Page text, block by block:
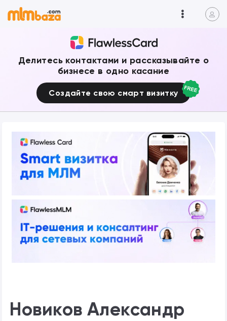
Делитесь контактами и рассказывайте о
бизнесе в одно касание
Создайте свою смарт визитку
Новиков Александр